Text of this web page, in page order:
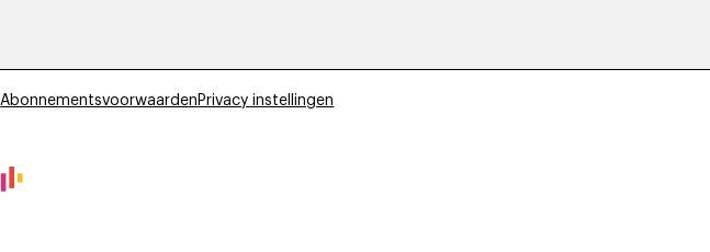
Abonnementsvoorwaarden Privacy instellingen